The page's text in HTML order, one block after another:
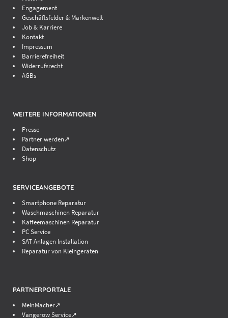
Engagement
Geschäftsfelder & Markenwelt
Job & Karriere
Kontakt
Impressum
Barrierefreiheit
Widerrufsrecht
AGBs
WEITERE INFORMATIONEN
Presse
Partner werden↗
Datenschutz
Shop
SERVICEANGEBOTE
Smartphone Reparatur
Waschmaschinen Reparatur
Kaffeemaschinen Reparatur
PC Service
SAT Anlagen Installation
Reparatur von Kleingeräten
PARTNERPORTALE
MeinMacher↗
Vangerow Service↗